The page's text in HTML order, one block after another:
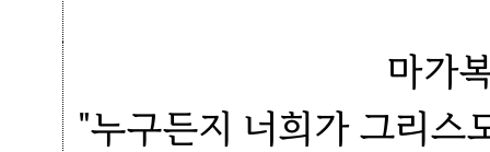
마가
"누구든지 너희가 그리